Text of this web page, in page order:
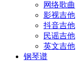
网络歌曲
影视吉他
抖音吉他
民谣吉他
英文吉他
钢琴谱